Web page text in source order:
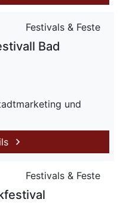
Festivals & Feste
Bad
und
Festivals & Feste